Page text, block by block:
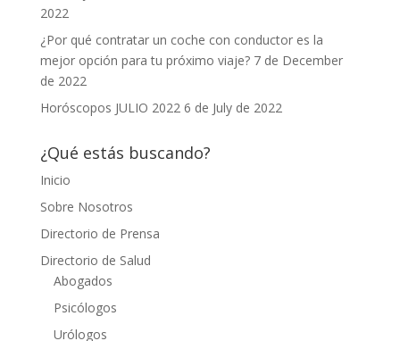
2022
¿Por qué contratar un coche con conductor es la
mejor opción para tu próximo viaje? 7 de December
de 2022
Horóscopos JULIO 2022 6 de July de 2022
¿Qué estás buscando?
Inicio
Sobre Nosotros
Directorio de Prensa
Directorio de Salud
Abogados
Psicólogos
Urólogos